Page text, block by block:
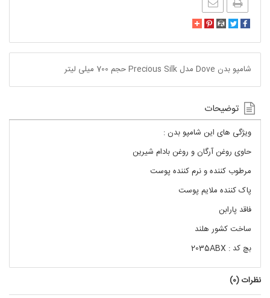
شامپو بدن Dove مدل Precious Silk حجم 700 میلی لیتر
توضیحات
ویژگی های این شامپو بدن :
حاوی روغن آرگان و روغن بادام شیرین
مرطوب کننده و نرم کننده پوست
پاک کننده ملایم پوست
فاقد پارابن
ساخت کشور هلند
بچ کد : 2035ABX
نظرات (0
)